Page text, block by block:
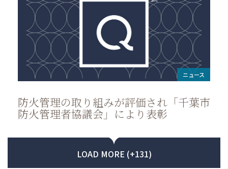
ニュース
防火管理の取り組みが評価され「千葉市
防火管理者協議会」により表彰
LOAD MORE (+131)